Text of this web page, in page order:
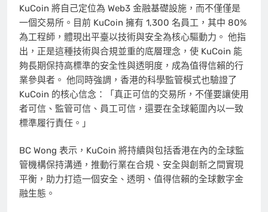
KuCoin 將自己定位為 Web3 金融基礎設施，而不僅僅是
一個交易所。目前 KuCoin 擁有 1,300 名員工，其中 80%
為工程師，體現出平臺以技術與安全為核心驅動力。 他指
出，正是這種技術與合規並重的底層理念，使 KuCoin 能
夠長期保持高標準的安全性與透明度，成為值得信賴的行
業參與者。 他同時強調，香港的科學監管模式也驗證了
KuCoin 的核心信念：「真正可信的交易所，不僅要讓使用
者可信、監管可信、員工可信，還要在全球範圍內以一致
標準履行責任。」
BC Wong 表示，KuCoin 將持續與包括香港在內的全球監
管機構保持溝通，推動行業在合規、安全與創新之間實現
平衡，助力打造一個安全、透明、值得信賴的全球數字金
融生態。